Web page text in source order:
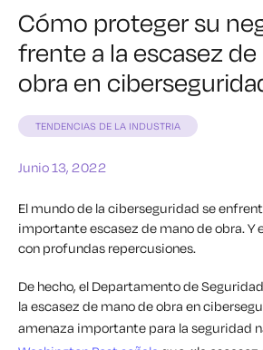
Cómo proteger su
frente a la escasez
obra en
TENDENCIAS DE LA INDUSTRIA
Junio 13, 2022
El mundo de la ciberseguridad se
importante escasez de mano de obra. Y
con profundas repercusiones.
De hecho, el Departamento de
la escasez de mano de obra en
amenaza importante para la seguridad